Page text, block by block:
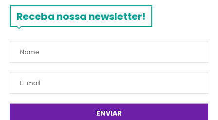
Receba nossa newsletter!